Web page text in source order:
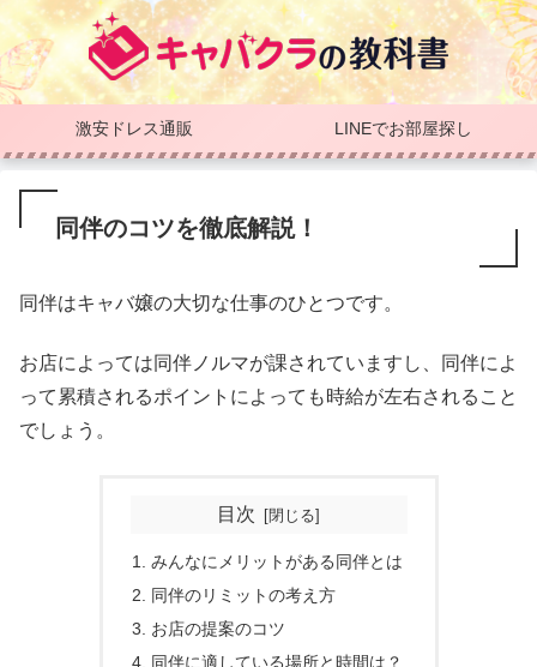
激安ドレス通販 LINEでお部屋探し
同伴のコツを徹底解説！
同伴はキャバ嬢の大切な仕事のひとつです。
お店によっては同伴ノルマが課されていますし、同伴によ
って累積されるポイントによっても時給が左右されること
でしょう。
目次
みんなにメリットがある同伴とは
同伴のリミットの考え方
お店の提案のコツ
同伴に適している場所と時間は？